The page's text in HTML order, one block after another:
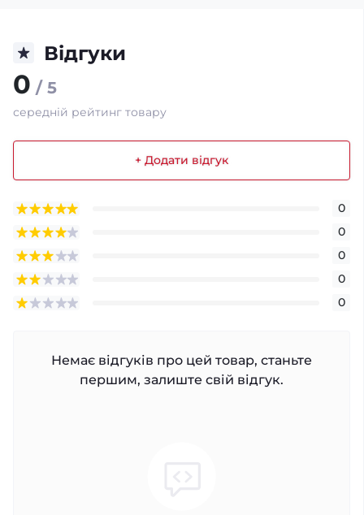
Відгуки
0 / 5
середній рейтинг товару
+ Додати відгук
0
0
0
0
0
Немає відгуків про цей товар, станьте
першим, залиште свій відгук.